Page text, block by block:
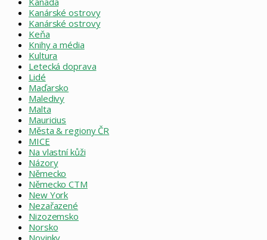
Kanárské ostrovy
Kanárské ostrovy
Keňa
Knihy a média
Kultura
Letecká doprava
Lidé
Maďarsko
Maledivy
Malta
Mauricius
Města & regiony ČR
MICE
Na vlastní kůži
Názory
Německo
Německo CTM
New York
Nezařazené
Nizozemsko
Norsko
Novinky